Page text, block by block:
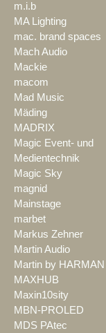
m.i.b
MA Lighting
mac. brand spaces
Mach Audio
Mackie
macom
Mad Music
Mäding
MADRIX
Magic Event- und
Medientechnik
Magic Sky
magnid
Mainstage
marbet
Markus Zehner
Martin Audio
Martin by HARMAN
MAXHUB
Maxin10sity
MBN-PROLED
MDS PAtec